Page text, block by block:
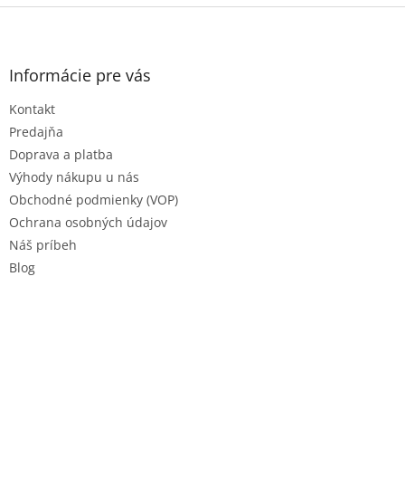
l
Z
Informácie pre vás
Kontakt
Predajňa
Doprava a platba
Výhody nákupu u nás
Obchodné podmienky (VOP)
Ochrana osobných údajov
Náš príbeh
Blog